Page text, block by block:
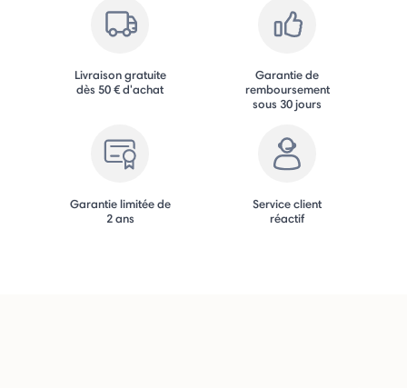
Livraison gratuite
dès 50 € d'achat
Garantie de
remboursement
sous 30 jours
Garantie limitée de
2 ans
Service client
réactif